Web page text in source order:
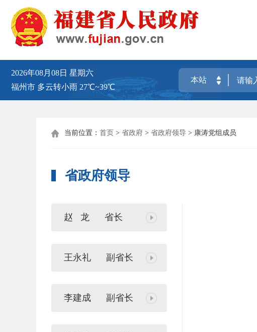
2026年08月08日 星期六
福州市 多云转小雨 27℃~39℃
 当前位置： 首页 > 省政府 > 省政府领导 > 康涛党组成员
省政府领导
赵 龙 省长
王永礼 副省长
李建成 副省长